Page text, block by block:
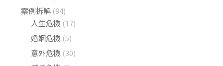
案例拆解 (94)
人生危機 (17)
婚姻危機 (5)
意外危機 (30)